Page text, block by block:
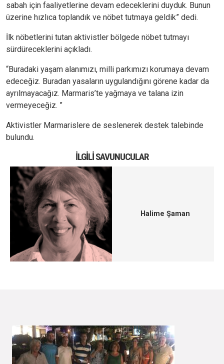
sabah için faaliyetlerine devam edeceklerini duyduk. Bunun
üzerine hızlıca toplandık ve nöbet tutmaya geldik” dedi.
İlk nöbetlerini tutan aktivistler bölgede nöbet tutmayı
sürdüreceklerini açıkladı.
“Buradaki yaşam alanımızı, milli parkımızı korumaya devam
edeceğiz. Buradan yasaların uygulandığını görene kadar da
ayrılmayacağız. Marmaris’te yağmaya ve talana izin
vermeyeceğiz. ”
Aktivistler Marmarislere de seslenerek destek talebinde
bulundu.
İLGILI SAVUNUCULAR
Halime Şaman